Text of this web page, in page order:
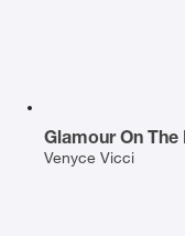
Glamour On The
Venyce Vicci